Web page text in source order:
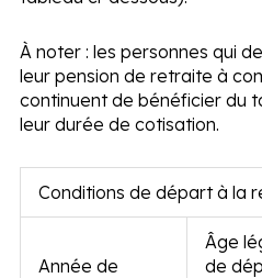
À noter : les personnes qui
leur pension de retraite à
continuent de bénéficier du
leur durée de cotisation.
Conditions de départ à la
Année de
Âge
de